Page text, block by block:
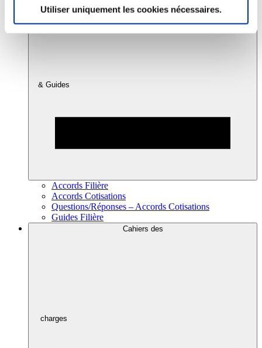
Utiliser uniquement les cookies nécessaires.
& Guides
Accords Filière
Accords Cotisations
Questions/Réponses – Accords Cotisations
Guides Filière
Cahiers des
charges